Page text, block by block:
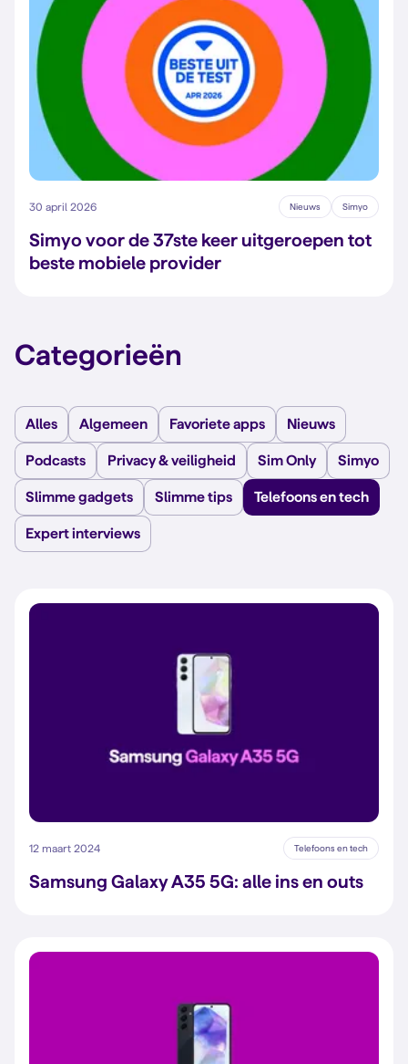
30 april 2026 Nieuws Simyo
Simyo voor de 37ste keer uitgeroepen tot
beste mobiele provider
Categorieën
Alles Algemeen Favoriete apps Nieuws
Podcasts Privacy & veiligheid Sim Only Simyo
Slimme gadgets Slimme tips Telefoons en tech
Expert interviews
12 maart 2024 Telefoons en tech
Samsung Galaxy A35 5G: alle ins en outs